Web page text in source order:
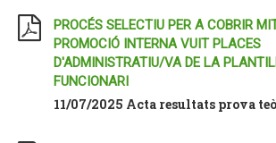
PROCÉS SELECTIU PER A COBRIR
PROMOCIÓ INTERNA VUIT PLACES
D'ADMINISTRATIU/VA DE LA
FUNCIONARI
11/07/2025 Acta resultats prova